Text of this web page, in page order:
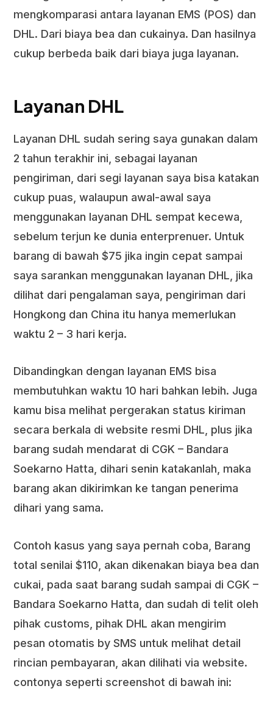
mengkomparasi antara layanan EMS (POS) dan
DHL. Dari biaya bea dan cukainya. Dan hasilnya
cukup berbeda baik dari biaya juga layanan.
Layanan DHL
Layanan DHL sudah sering saya gunakan dalam
2 tahun terakhir ini, sebagai layanan
pengiriman, dari segi layanan saya bisa katakan
cukup puas, walaupun awal-awal saya
menggunakan layanan DHL sempat kecewa,
sebelum terjun ke dunia enterprenuer. Untuk
barang di bawah $75 jika ingin cepat sampai
saya sarankan menggunakan layanan DHL, jika
dilihat dari pengalaman saya, pengiriman dari
Hongkong dan China itu hanya memerlukan
waktu 2 – 3 hari kerja.
Dibandingkan dengan layanan EMS bisa
membutuhkan waktu 10 hari bahkan lebih. Juga
kamu bisa melihat pergerakan status kiriman
secara berkala di website resmi DHL, plus jika
barang sudah mendarat di CGK – Bandara
Soekarno Hatta, dihari senin katakanlah, maka
barang akan dikirimkan ke tangan penerima
dihari yang sama.
Contoh kasus yang saya pernah coba, Barang
total senilai $110, akan dikenakan biaya bea dan
cukai, pada saat barang sudah sampai di CGK –
Bandara Soekarno Hatta, dan sudah di telit oleh
pihak customs, pihak DHL akan mengirim
pesan otomatis by SMS untuk melihat detail
rincian pembayaran, akan dilihati via website.
contonya seperti screenshot di bawah ini: